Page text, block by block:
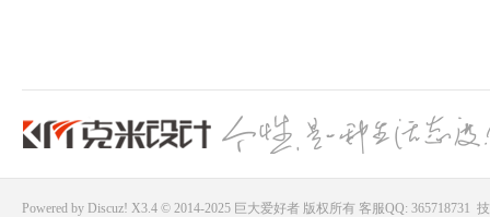
Powered by Discuz! X3.4 © 2014-2025 巨大爱好者版权所有 客服QQ: 365718731